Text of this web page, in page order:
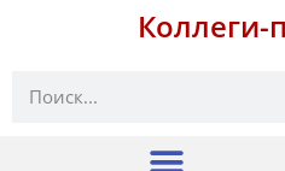
Коллеги-
Поиск